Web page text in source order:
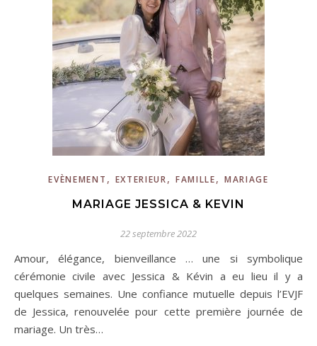
EVÈNEMENT , EXTERIEUR, FAMILLE, MARIAGE
MARIAGE JESSICA & KEVIN
22 septembre 2022
Amour, élégance, bienveillance … une si symbolique
cérémonie civile avec Jessica & Kévin a eu lieu il y a
quelques semaines. Une confiance mutuelle depuis l’EVJF
de Jessica, renouvelée pour cette première journée de
mariage. Un très…